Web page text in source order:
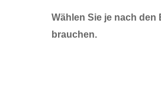
Wählen Sie je nach
brauchen.